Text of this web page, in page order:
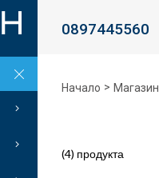
0897445560
Начало > Магазин
(4) продукта